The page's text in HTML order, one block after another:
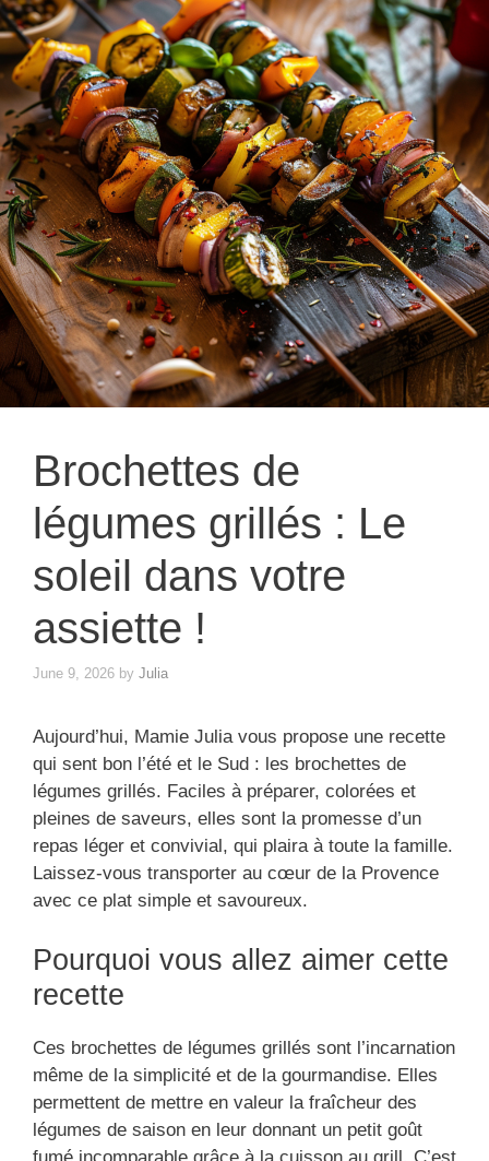
Brochettes de
légumes grillés : Le
soleil dans votre
assiette !
June 9, 2026 by Julia
Aujourd’hui, Mamie Julia vous propose une recette
qui sent bon l’été et le Sud : les brochettes de
légumes grillés. Faciles à préparer, colorées et
pleines de saveurs, elles sont la promesse d’un
repas léger et convivial, qui plaira à toute la famille.
Laissez-vous transporter au cœur de la Provence
avec ce plat simple et savoureux.
Pourquoi vous allez aimer cette
recette
Ces brochettes de légumes grillés sont l’incarnation
même de la simplicité et de la gourmandise. Elles
permettent de mettre en valeur la fraîcheur des
légumes de saison en leur donnant un petit goût